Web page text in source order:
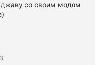
со своим модом